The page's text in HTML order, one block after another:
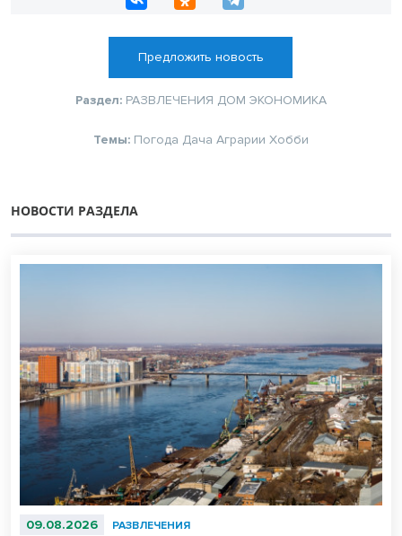
Предложить новость
Раздел: РАЗВЛЕЧЕНИЯ ДОМ ЭКОНОМИКА
Темы: Погода Дача Аграрии Хобби
НОВОСТИ РАЗДЕЛА
09.08.2026 РАЗВЛЕЧЕНИЯ